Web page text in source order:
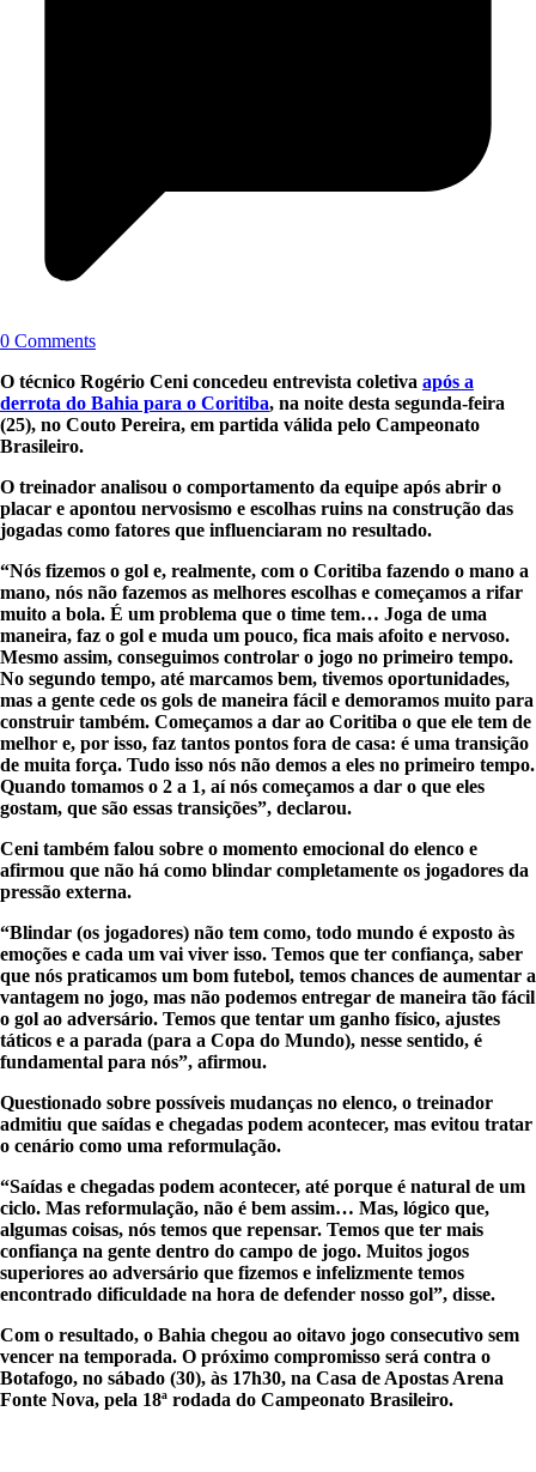
0 Comments
O técnico Rogério Ceni concedeu entrevista coletiva após a
derrota do Bahia para o Coritiba, na noite desta segunda-feira
(25), no Couto Pereira, em partida válida pelo Campeonato
Brasileiro.
O treinador analisou o comportamento da equipe após abrir o
placar e apontou nervosismo e escolhas ruins na construção das
jogadas como fatores que influenciaram no resultado.
“Nós fizemos o gol e, realmente, com o Coritiba fazendo o mano a
mano, nós não fazemos as melhores escolhas e começamos a rifar
muito a bola. É um problema que o time tem… Joga de uma
maneira, faz o gol e muda um pouco, fica mais afoito e nervoso.
Mesmo assim, conseguimos controlar o jogo no primeiro tempo.
No segundo tempo, até marcamos bem, tivemos oportunidades,
mas a gente cede os gols de maneira fácil e demoramos muito para
construir também. Começamos a dar ao Coritiba o que ele tem de
melhor e, por isso, faz tantos pontos fora de casa: é uma transição
de muita força. Tudo isso nós não demos a eles no primeiro tempo.
Quando tomamos o 2 a 1, aí nós começamos a dar o que eles
gostam, que são essas transições”, declarou.
Ceni também falou sobre o momento emocional do elenco e
afirmou que não há como blindar completamente os jogadores da
pressão externa.
“Blindar (os jogadores) não tem como, todo mundo é exposto às
emoções e cada um vai viver isso. Temos que ter confiança, saber
que nós praticamos um bom futebol, temos chances de aumentar a
vantagem no jogo, mas não podemos entregar de maneira tão fácil
o gol ao adversário. Temos que tentar um ganho físico, ajustes
táticos e a parada (para a Copa do Mundo), nesse sentido, é
fundamental para nós”, afirmou.
Questionado sobre possíveis mudanças no elenco, o treinador
admitiu que saídas e chegadas podem acontecer, mas evitou tratar
o cenário como uma reformulação.
“Saídas e chegadas podem acontecer, até porque é natural de um
ciclo. Mas reformulação, não é bem assim… Mas, lógico que,
algumas coisas, nós temos que repensar. Temos que ter mais
confiança na gente dentro do campo de jogo. Muitos jogos
superiores ao adversário que fizemos e infelizmente temos
encontrado dificuldade na hora de defender nosso gol”, disse.
Com o resultado, o Bahia chegou ao oitavo jogo consecutivo sem
vencer na temporada. O próximo compromisso será contra o
Botafogo, no sábado (30), às 17h30, na Casa de Apostas Arena
Fonte Nova, pela 18ª rodada do Campeonato Brasileiro.